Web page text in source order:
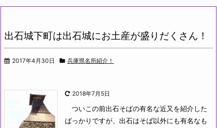
出石城下町は出石城にお土産が盛りだくさん！
2017年4月30日 兵庫県名所紹介！
2018年7月5日
ついこの前出石そばの有名な近又を紹介した
ばっかりですが、出石はそば以外にも有名なも